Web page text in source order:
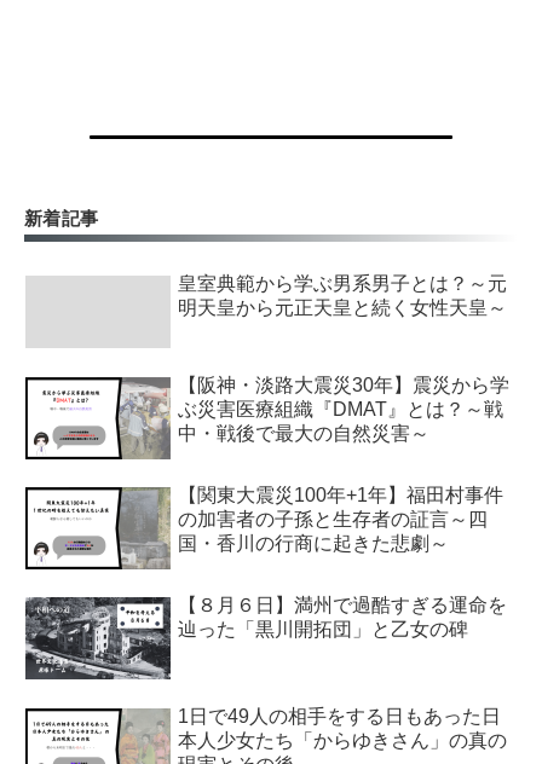
新着記事
皇室典範から学ぶ男系男子とは？～元
明天皇から元正天皇と続く女性天皇～
【阪神・淡路大震災30年】震災から学
ぶ災害医療組織『DMAT』とは？～戦
中・戦後で最大の自然災害～
【関東大震災100年+1年】福田村事件
の加害者の子孫と生存者の証言～四
国・香川の行商に起きた悲劇～
【８月６日】満州で過酷すぎる運命を
辿った「黒川開拓団」と乙女の碑
1日で49人の相手をする日もあった日
本人少女たち「からゆきさん」の真の